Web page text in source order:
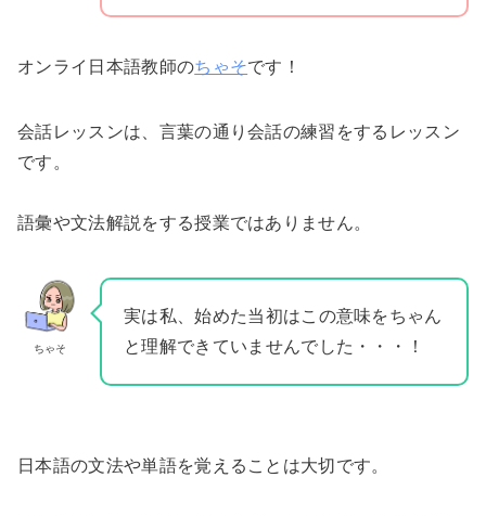
オンライ日本語教師のちゃそです！
会話レッスンは、言葉の通り会話の練習をするレッスン
です。
語彙や文法解説をする授業ではありません。
ちゃそ
実は私、始めた当初はこの意味をちゃん
と理解できていませんでした・・・！
日本語の文法や単語を覚えることは大切です。